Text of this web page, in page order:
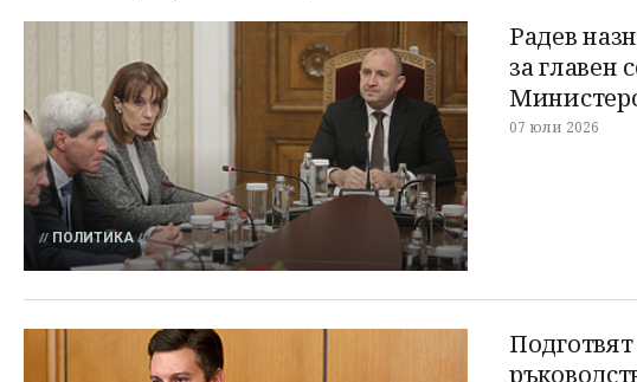
ПОЛИТИКА
Радев
за главен
07 юли 2026